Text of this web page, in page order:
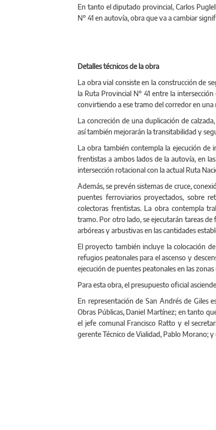
En tanto el diputado provincial, Carlos
N° 41 en autovía, obra que va a cambiar
Detalles técnicos de la obra
La obra vial consiste en la construcción de
la Ruta Provincial N° 41 entre la
convirtiendo a ese tramo del corredor en
La concreción de una duplicación de
así también mejorarán la transitabilidad y
La obra también contempla la ejecución de
frentistas a ambos lados de la autovía, en
intersección rotacional con la actual Ruta
Además, se prevén sistemas de cruce,
puentes ferroviarios proyectados, sobre
colectoras frentistas. La obra contempla
tramo. Por otro lado, se ejecutarán tareas de
arbóreas y arbustivas en las cantidades
El proyecto también incluye la colocación
refugios peatonales para el ascenso y
ejecución de puentes peatonales en las
Para esta obra, el presupuesto oficial
En representación de San Andrés de Giles
Obras Públicas, Daniel Martínez; en tanto
el jefe comunal Francisco Ratto y el
gerente Técnico de Vialidad, Pablo Morano;